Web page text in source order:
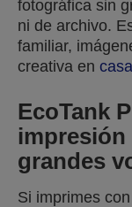
fotográfica sin
ni de archivo.
familiar,
creativa en casa
EcoTank
impresión
grandes
Si imprimes